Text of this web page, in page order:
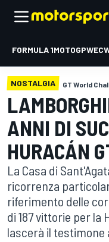
FORMULA 1MOTOGPWEC
NOSTALGIA GT World
ANNI DI
HURACÁN
La Casa di
ricorrenza
riferimento delle
di 187 vittorie per la
lascerà il testimone